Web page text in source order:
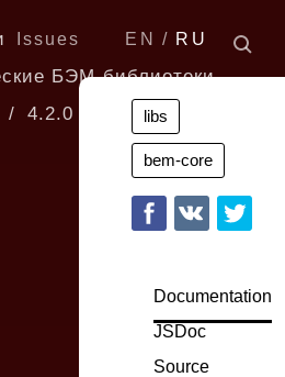
EN RU
Issues
БЭМ-библиотеки
4.2.0
Documentation
JSDoc
Source
libs
bem-core